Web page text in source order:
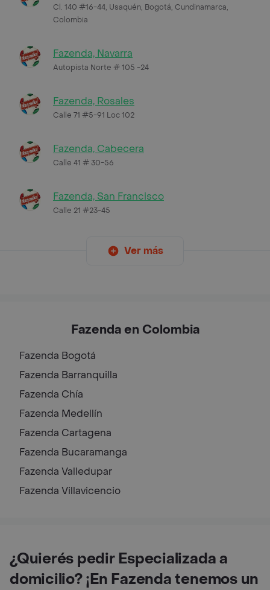
Cl. 140 #16-44, Usaquén, Bogotá, Cundinamarca,
Colombia
Fazenda, Navarra
Autopista Norte # 105 -24
Fazenda, Rosales
Calle 71 #5-91 Loc 102
Fazenda, Cabecera
Calle 41 # 30-56
Fazenda, San Francisco
Calle 21 #23-45
Ver más
Fazenda en Colombia
Fazenda Bogotá
Fazenda Barranquilla
Fazenda Chía
Fazenda Medellín
Fazenda Cartagena
Fazenda Bucaramanga
Fazenda Valledupar
Fazenda Villavicencio
¿Quierés pedir Especializada a
domicilio? ¡En Fazenda tenemos un